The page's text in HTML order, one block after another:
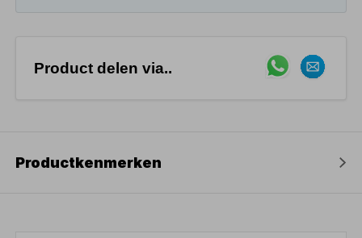
Product delen via..
Productkenmerken